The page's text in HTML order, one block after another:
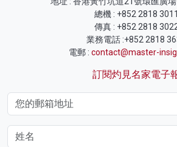
總機 : +852 2818 3011
傳真 : +852 2818
業務電話 :+852 2818
電郵 : contact@master-
訂閱灼見名家電子